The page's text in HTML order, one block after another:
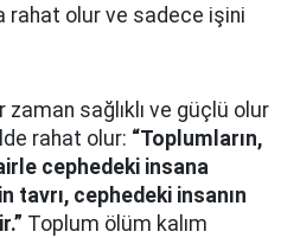
rahat olur ve sadece işini
sağlıklı ve güçlü olur
rahat olur: “Toplumların,
cephedeki insana
tavrı, cephedeki insanın
Toplum ölüm kalım